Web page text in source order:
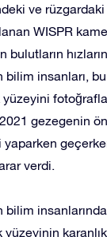
ve rüzgardaki
WISPR
bulutların
bilim insanları,
yüzeyini
gezegenin
verdi.
bilim
yüzeyinin